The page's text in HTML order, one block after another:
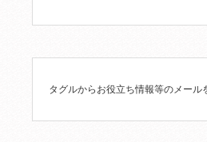
タグルからお役立ち情報等のメール